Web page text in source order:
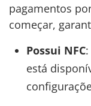
pagamentos
começar,
Possui NFC
está